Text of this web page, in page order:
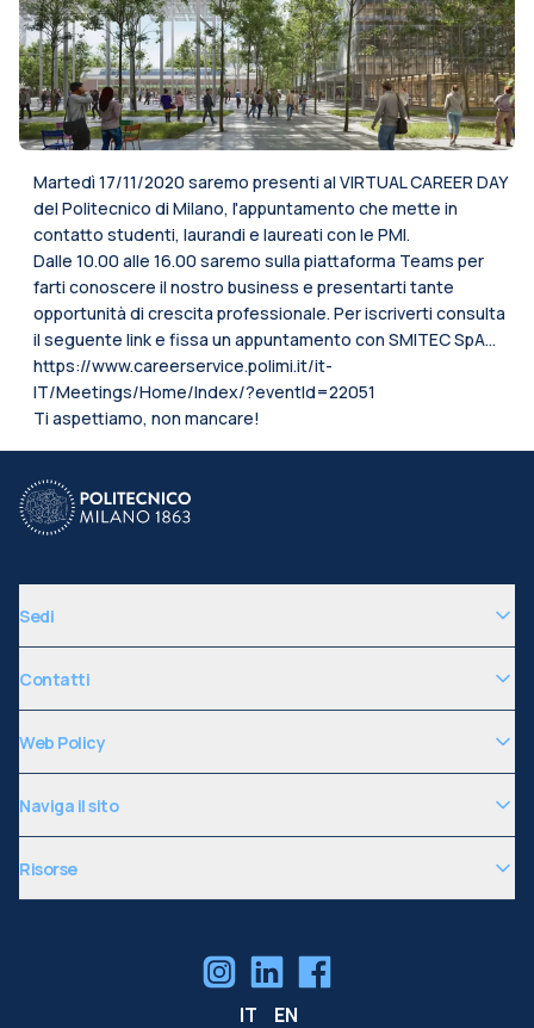
Martedì 17/11/2020 saremo presenti al VIRTUAL CAREER DAY
del Politecnico di Milano, l'appuntamento che mette in
contatto studenti, laurandi e laureati con le PMI.
Dalle 10.00 alle 16.00 saremo sulla piattaforma Teams per
farti conoscere il nostro business e presentarti tante
opportunità di crescita professionale. Per iscriverti consulta
il seguente link e fissa un appuntamento con SMITEC SpA...
https://www.careerservice.polimi.it/it-
IT/Meetings/Home/Index/?eventId=22051
Ti aspettiamo, non mancare!
Sedi
Contatti
Web Policy
Naviga il sito
Risorse
IT EN